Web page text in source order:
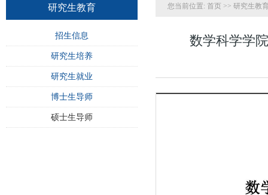
研究生教育
招生信息
研究生培养
研究生就业
博士生导师
硕士生导师
您当前位置: 首页 >> 研究生教
数学科学学